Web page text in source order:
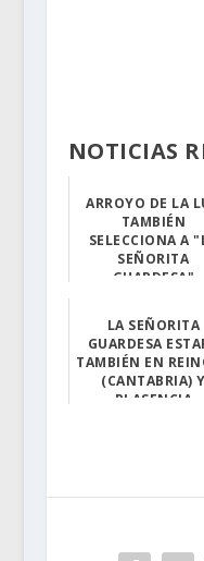
NOTICIAS
ARROYO DE LA
TAMBIÉN
SELECCIONA A
SEÑORITA
GUARDESA"
LA SEÑORITA
GUARDESA
TAMBIÉN EN
(CANTABRIA) Y
PLASENCIA